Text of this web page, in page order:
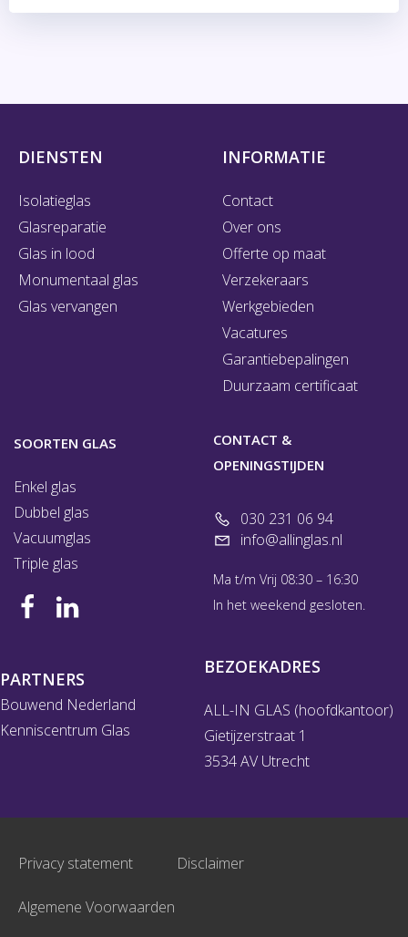
DIENSTEN
Isolatieglas
Glasreparatie
Glas in lood
Monumentaal glas
Glas vervangen
INFORMATIE
Contact
Over ons
Offerte op maat
Verzekeraars
Werkgebieden
Vacatures
Garantiebepalingen
Duurzaam certificaat
SOORTEN GLAS
Enkel glas
Dubbel glas
Vacuumglas
Triple glas
CONTACT &
OPENINGSTIJDEN
030 231 06 94
info@allinglas.nl
Ma t/m Vrij 08:30 – 16:30
In het weekend gesloten.
PARTNERS
Bouwend Nederland
Kenniscentrum Glas
BEZOEKADRES
ALL-IN GLAS (hoofdkantoor)
Gietijzerstraat 1
3534 AV Utrecht
Privacy statement Disclaimer
Algemene Voorwaarden